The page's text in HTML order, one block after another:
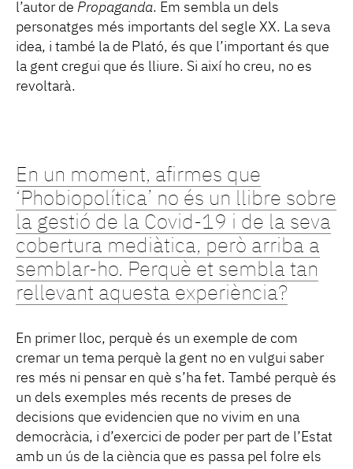
l’autor de Propaganda. Em sembla un dels
personatges més importants del segle XX. La seva
idea, i també la de Plató, és que l’important és que
la gent cregui que és lliure. Si així ho creu, no es
revoltarà.
En un moment, afirmes que
‘Phobiopolítica’ no és un llibre sobre
la gestió de la Covid-19 i de la seva
cobertura mediàtica, però arriba a
semblar-ho. Perquè et sembla tan
rellevant aquesta experiència?
En primer lloc, perquè és un exemple de com
cremar un tema perquè la gent no en vulgui saber
res més ni pensar en què s’ha fet. També perquè és
un dels exemples més recents de preses de
decisions que evidencien que no vivim en una
democràcia, i d’exercici de poder per part de l’Estat
amb un ús de la ciència que es passa pel folre els